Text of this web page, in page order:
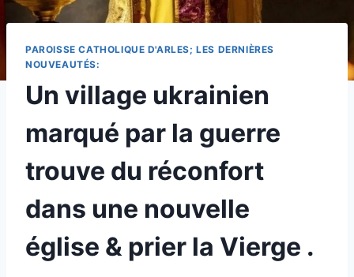
PAROISSE CATHOLIQUE D'ARLES; LES DERNIÈRES
NOUVEAUTÉS:
Un village ukrainien
marqué par la guerre
trouve du réconfort
dans une nouvelle
église & prier la Vierge .